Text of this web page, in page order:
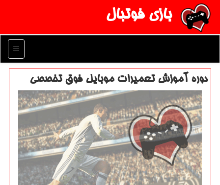
بازی فوتبال
منو
دوره آموزش تعمیرات موبایل فوق تخصصی